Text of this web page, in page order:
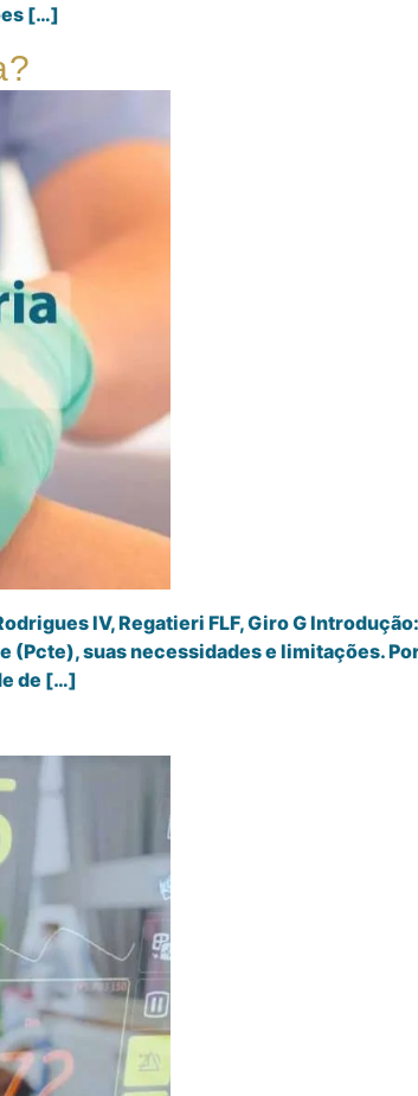
[…]
IV, Regatieri FLF, Giro G
(Pcte), suas necessidades e limitações.
de […]